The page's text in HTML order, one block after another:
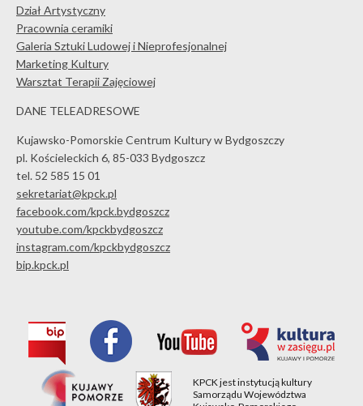
Dział Artystyczny
Pracownia ceramiki
Galeria Sztuki Ludowej i Nieprofesjonalnej
Marketing Kultury
Warsztat Terapii Zajęciowej
DANE TELEADRESOWE
Kujawsko-Pomorskie Centrum Kultury w Bydgoszczy
pl. Kościeleckich 6, 85-033 Bydgoszcz
tel. 52 585 15 01
sekretariat@kpck.pl
facebook.com/kpck.bydgoszcz
youtube.com/kpckbydgoszcz
instagram.com/kpckbydgoszcz
bip.kpck.pl
KPCK jest instytucją kultury
Samorządu Województwa